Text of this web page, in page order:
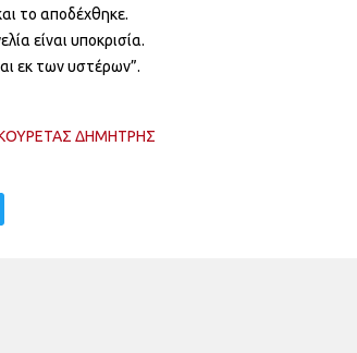
το αποδέχθηκε.
είναι υποκρισία.
εκ των υστέρων”.
ΔΗΜΗΤΡΗΣ